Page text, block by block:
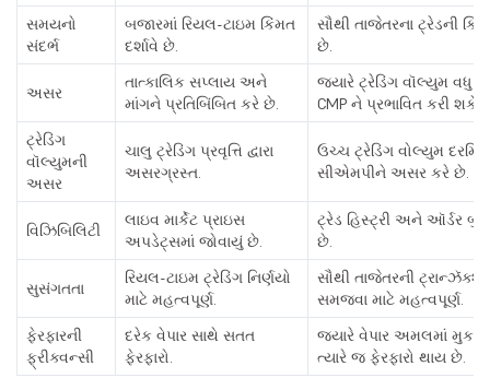
સમયનો
સંદર્ભ
બજારમાં રિયલ-ટાઇમ કિંમત
દર્શાવે છે.
સૌથી તાજેતરના ટ્રેડની
છે.
અસર
તાત્કાલિક સપ્લાય અને
માંગને પ્રતિબિંબિત કરે છે.
જ્યારે ટ્રેડિંગ વૉલ્યુમ વધુ
CMP ને પ્રભાવિત કરી શકે
ટ્રેડિંગ
વૉલ્યુમની
અસર
ચાલુ ટ્રેડિંગ પ્રવૃત્તિ દ્વારા
અસરગ્રસ્ત.
ઉચ્ચ ટ્રેડિંગ વોલ્યુમ
સીએમપીને અસર કરે છે.
વિઝિબિલિટી
લાઇવ માર્કેટ પ્રાઇસ
અપડેટ્સમાં જોવાયું છે.
ટ્રેડ હિસ્ટ્રી અને ઑર્ડર
છે.
સુસંગતતા
રિયલ-ટાઇમ ટ્રેડિંગ નિર્ણયો
માટે મહત્વપૂર્ણ.
સૌથી તાજેતરની
સમજવા માટે મહત્વપૂર્ણ.
ફેરફારની
ફ્રીક્વન્સી
દરેક વેપાર સાથે સતત
ફેરફારો.
જ્યારે વેપાર અમલમાં
ત્યારે જ ફેરફારો થાય છે.